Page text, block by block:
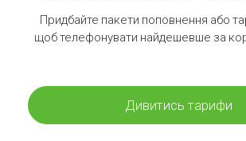
Придбайте пакети поповнення або
щоб телефонувати найдешевше за
Дивитись тарифи